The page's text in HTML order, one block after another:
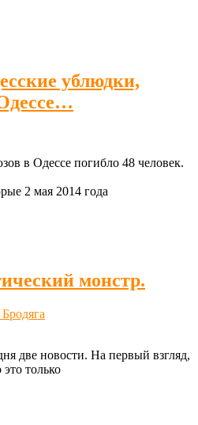
ублюдки,
в Одессе погибло 48 человек.
2 мая 2014 года
монстр.
две новости. На первый взгляд,
только